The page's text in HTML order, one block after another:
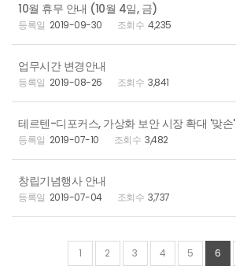
10월 휴무 안내 (10월 4일, 금)
2019-09-30 4,235
업무시간 변경안내
2019-08-26 3,841
테르텐-디포커스, 가상화 보안 시장 확대 '맞손'
2019-07-10 3,482
창립기념행사 안내
2019-07-04 3,737
1 2 3 4 5 6